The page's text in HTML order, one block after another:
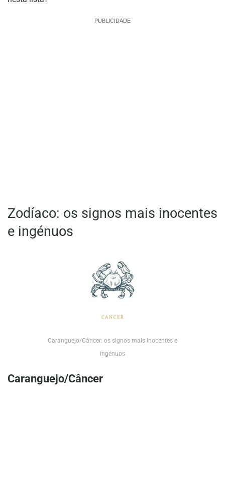
PUBLICIDADE
Zodíaco: os signos mais inocentes
e ingénuos
Caranguejo/Câncer: os signos mais inocentes e
ingénuos
Caranguejo/Câncer